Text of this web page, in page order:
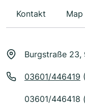
Kontakt Map
Burgstraße 23,
03601/446419
03601/446418